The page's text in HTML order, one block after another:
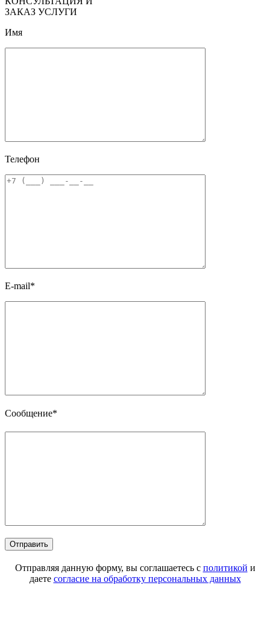
ЗАКАЗ УСЛУГИ
Имя
Телефон
E-mail*
Сообщение*
Отправляя данную форму, вы соглашаетесь с политикой и
даете согласие на обработку персональных данных